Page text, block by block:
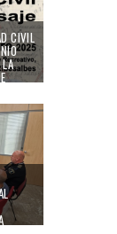
CIVIL
de Albal